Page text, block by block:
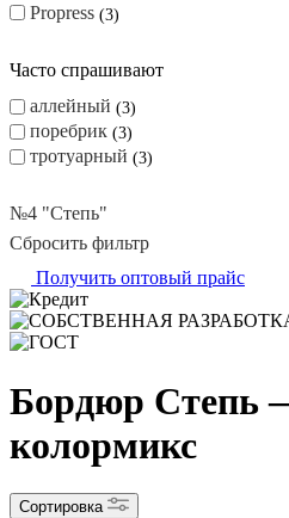
Propress 3
Часто спрашивают
аллейный
3
поребрик 3
тротуарный 3
№4 "Степь"
Сбросить фильтр
Получить оптовый прайс
Бордюр Степь
колормикс
Сортировка